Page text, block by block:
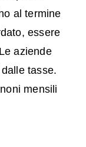
al termine
essere
aziende
tasse.
mensili